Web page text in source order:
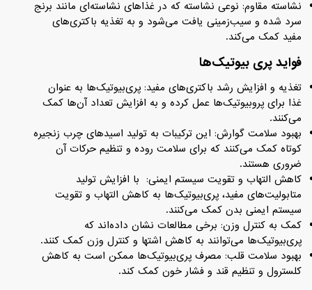
نشاسته مقاوم: نوعی نشاسته که در غذاهای نشاسته‌ای مانند برنج
سرد شده و سیب‌زمینی یافت می‌شود و به تغذیه باکتری‌های
مفید کمک می‌کند.
فواید پری‌ بیوتیک‌ها
تغذیه و افزایش رشد باکتری‌های مفید: پری‌بیوتیک‌ها به عنوان
غذا برای پروبیوتیک‌ها عمل کرده و به افزایش تعداد آن‌ها کمک
می‌کنند.
بهبود سلامت گوارش: این ترکیبات به تولید اسیدهای چرب زنجیره
کوتاه کمک می‌کنند که برای سلامت روده و تنظیم حرکات آن
ضروری هستند.
کاهش التهاب و تقویت سیستم ایمنی: با افزایش تولید
متابولیت‌های مفید، پری‌بیوتیک‌ها به کاهش التهاب و تقویت
سیستم ایمنی بدن کمک می‌کنند.
کمک به کنترل وزن: برخی مطالعات نشان داده‌اند که
پری‌بیوتیک‌ها می‌توانند به کاهش اشتها و کنترل وزن کمک کنند.
بهبود سلامت قلب: مصرف پری‌بیوتیک‌ها ممکن است به کاهش
کلسترول و تنظیم قند و فشار خون کمک کند.